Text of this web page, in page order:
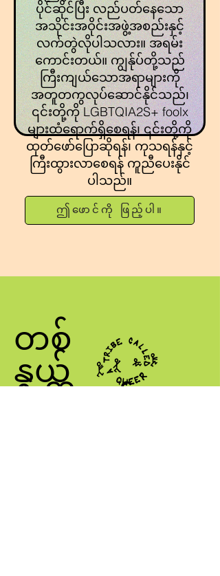
ပိုင်ဆိုင်ပြီး လည်ပတ်နေသော
အသိုင်းအဝိုင်းအဖွဲ့အစည်းနှင့်
လက်တွဲလိုပါသလား။ အရမ်း
ကောင်းတယ်။ ကျွန်ုပ်တို့သည်
ကြီးကျယ်သောအရာများကို
အတူတကွလုပ်ဆောင်နိုင်သည်၊
၎င်းတို့ကို LGBTQIA2S+ foolx
များထံရောက်ရှိစေရန်၊ ၎င်းတို့ကို
ထုတ်ဖော်ပြောဆိုရန်၊ ကုသရန်နှင့်
ကြီးထွားလာစေရန် ကူညီပေးနိုင်
ပါသည်။
ဤဖောင်ကို ဖြည့်ပါ။
တစ်
နွယ်
ခေါ်သည်။